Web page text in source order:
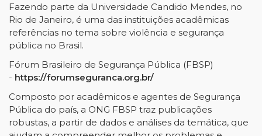
Fazendo parte da Universidade Candido Mendes, no
Rio de Janeiro, é uma das instituições acadêmicas
referências no tema sobre violência e segurança
pública no Brasil.
Fórum Brasileiro de Segurança Pública (FBSP)
- https://forumseguranca.org.br/
Composto por acadêmicos e agentes de Segurança
Pública do país, a ONG FBSP traz publicações
robustas, a partir de dados e análises da temática, que